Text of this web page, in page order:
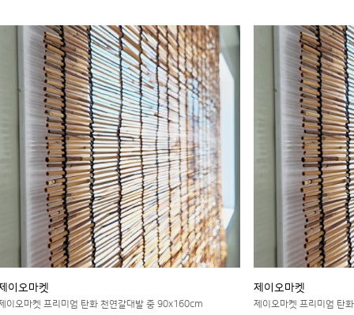
이오마켓
이오마켓 프리미엄 탄화 천연갈대발 중 90x160cm
제이오마켓
제이오마켓 프리미엄 탄